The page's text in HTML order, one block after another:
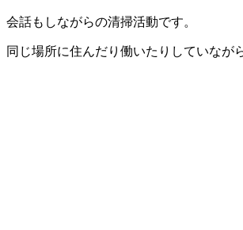
会話もしながらの清掃活動です。
同じ場所に住んだり働いたりしていなが